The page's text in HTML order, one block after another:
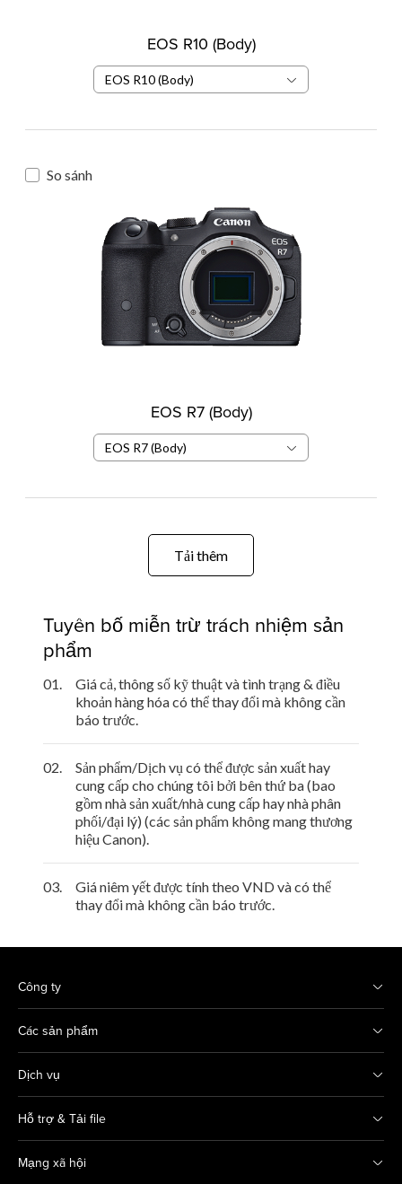
EOS R10 (Body)
EOS R10 (Body)
So sánh
EOS R7 (Body)
EOS R7 (Body)
Tải thêm
Tuyên bố miễn trừ trách nhiệm sản
phẩm
01.
Giá cả, thông số kỹ thuật và tình trạng & điều
khoản hàng hóa có thể thay đổi mà không cần
báo trước.
02.
Sản phẩm/Dịch vụ có thể được sản xuất hay
cung cấp cho chúng tôi bởi bên thứ ba (bao
gồm nhà sản xuất/nhà cung cấp hay nhà phân
phối/đại lý) (các sản phẩm không mang thương
hiệu Canon).
03.
Giá niêm yết được tính theo VND và có thể
thay đổi mà không cần báo trước.
Công ty
Các sản phẩm
Dịch vụ
Hỗ trợ & Tải file
Mạng xã hội